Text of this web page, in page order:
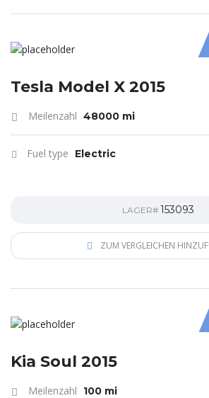
Tesla Model X 2015
Meilenzahl 48000 mi
Fuel type Electric
LAGER# 153093
ZUM VERGLEICHEN
Kia Soul 2015
Meilenzahl 100 mi